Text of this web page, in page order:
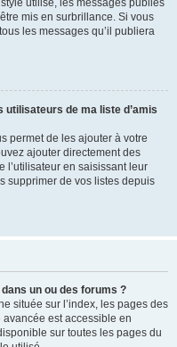
utilisé, les messages publiés
mis en surbrillance. Si vous
les messages qu’il publiera
de ma liste d’amis
permet de les ajouter à votre
ajouter directement des
l’utilisateur en saisissant leur
supprimer de vos listes depuis
un ou des forums ?
située sur l’index, les pages des
est accessible en
sur toutes les pages du